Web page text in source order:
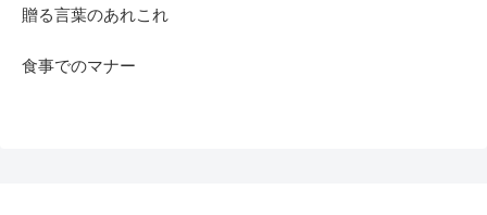
贈る言葉のあれこれ
食事でのマナー